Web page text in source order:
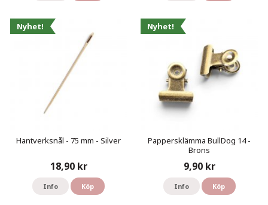
Nyhet!
Hantverksnål - 75 mm - Silver
18,90 kr
Info Köp
Nyhet!
Pappersklämma BullDog 14 -
Brons
9,90 kr
Info Köp